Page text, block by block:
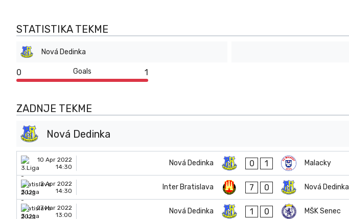
STATISTIKA TEKME
Nová Dedinka
0 Goals 1
ZADNJE TEKME
Nová Dedinka
10 Apr 2022
14:30
Nová Dedinka 0 1 Malacky
2 Apr 2022
14:30
Inter Bratislava 7 0 Nová Dedinka
27 Mar 2022
13:00
Nová Dedinka 1 0 MŠK Senec